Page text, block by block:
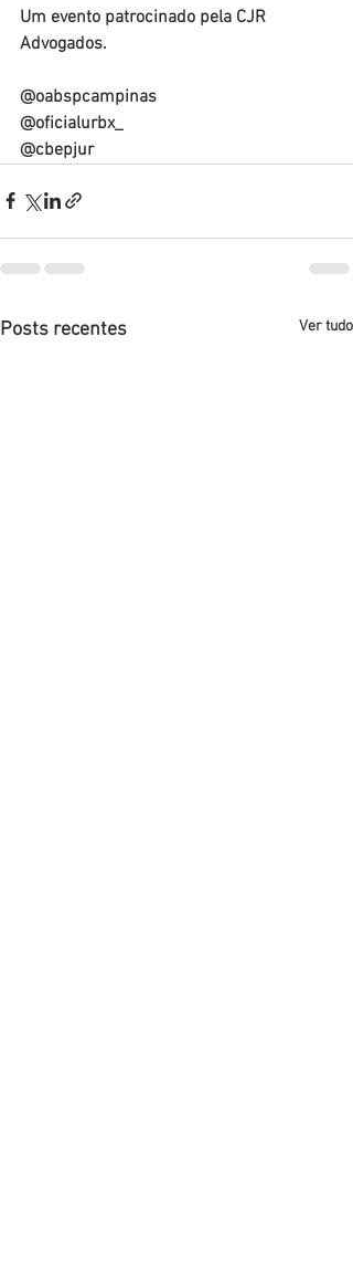
Um evento patrocinado pela CJR
Advogados.
@oabspcampinas
@oficialurbx_
@cbepjur
Posts recentes Ver tudo